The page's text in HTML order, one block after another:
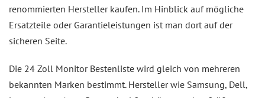
renommierten Hersteller kaufen. Im Hinblick auf mögliche
Ersatzteile oder Garantieleistungen ist man dort auf der
sicheren Seite.
Die 24 Zoll Monitor Bestenliste wird gleich von mehreren
bekannten Marken bestimmt. Hersteller wie Samsung, Dell,